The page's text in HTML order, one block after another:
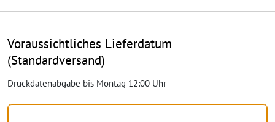
Voraussichtliches Lieferdatum
(Standardversand)
Druckdatenabgabe bis Montag 12:00 Uhr